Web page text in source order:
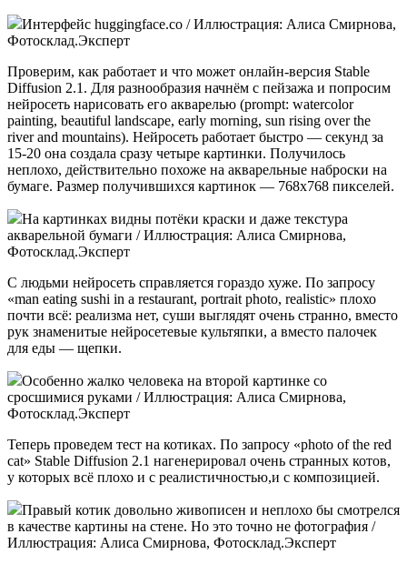
Интерфейс huggingface.co / Иллюстрация: Алиса Смирнова,
Фотосклад.Эксперт
Проверим, как работает и что может онлайн-версия Stable
Diffusion 2.1. Для разнообразия начнём с пейзажа и попросим
нейросеть нарисовать его акварелью (prompt: watercolor
painting, beautiful landscape, early morning, sun rising over the
river and mountains). Нейросеть работает быстро — секунд за
15-20 она создала сразу четыре картинки. Получилось
неплохо, действительно похоже на акварельные наброски на
бумаге. Размер получившихся картинок — 768х768 пикселей.
На картинках видны потёки краски и даже текстура
акварельной бумаги / Иллюстрация: Алиса Смирнова,
Фотосклад.Эксперт
С людьми нейросеть справляется гораздо хуже. По запросу
«man eating sushi in a restaurant, portrait photo, realistic» плохо
почти всё: реализма нет, суши выглядят очень странно, вместо
рук знаменитые нейросетевые культяпки, а вместо палочек
для еды — щепки.
Особенно жалко человека на второй картинке со
сросшимися руками / Иллюстрация: Алиса Смирнова,
Фотосклад.Эксперт
Теперь проведем тест на котиках. По запросу «photo of the red
cat» Stable Diffusion 2.1 нагенерировал очень странных котов,
у которых всё плохо и с реалистичностью,и с композицией.
Правый котик довольно живописен и неплохо бы смотрелся
в качестве картины на стене. Но это точно не фотография /
Иллюстрация: Алиса Смирнова, Фотосклад.Эксперт